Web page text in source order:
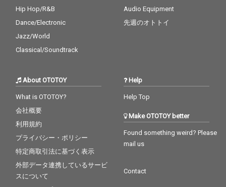
Hip Hop/R&B
Dance/Electronic
Jazz/World
Classical/Soundtrack
Audio Equipment
先週のオトトイ
About OTOTOY
What is OTOTOY?
会社概要
利用規約
プライバシー・ポリシー
特定商取引法に基づく表示
外部データ連携しているサービ
スについて
Help
Help Top
Make OTOTOY better
Found something weird? Please
mail us
Contact